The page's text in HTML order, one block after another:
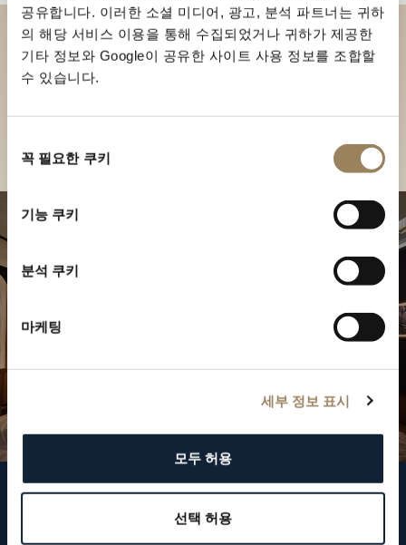
공유합니다. 이러한 소셜 미디어, 광고, 분석 파트너는 귀하
의 해당 서비스 이용을 통해 수집되었거나 귀하가 제공한
기타 정보와 Google이 공유한 사이트 사용 정보를 조합할
수 있습니다.
꼭 필요한 쿠키
기능 쿠키
분석 쿠키
마케팅
세부 정보 표시
모두 허용
선택 허용
부티크에서 브레게 컬렉션을 만